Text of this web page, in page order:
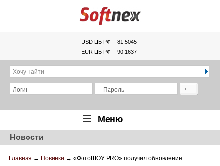
USD ЦБ РФ
81,5045
EUR ЦБ РФ
90,1637
Хочу найти
Логин Пароль
Меню
Главная
Обзоры
Новости
Главная → Новинки → «ФотоШОУ PRO» получил обновление